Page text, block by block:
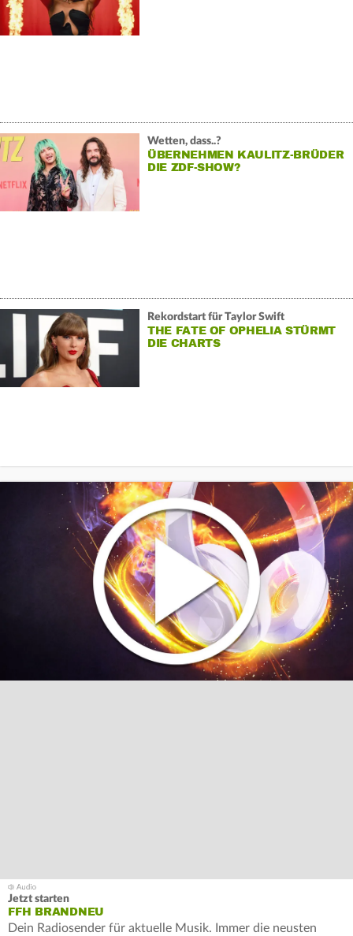
Wetten, dass..?
ÜBERNEHMEN KAULITZ-BRÜDER
DIE ZDF-SHOW?
Rekordstart für Taylor Swift
THE FATE OF OPHELIA STÜRMT
DIE CHARTS
Jetzt starten
FFH BRANDNEU
Dein Radiosender für aktuelle Musik. Immer die neusten